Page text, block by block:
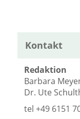
Kontakt
Redaktion
Barbara
Dr. Ute
tel+49 6151